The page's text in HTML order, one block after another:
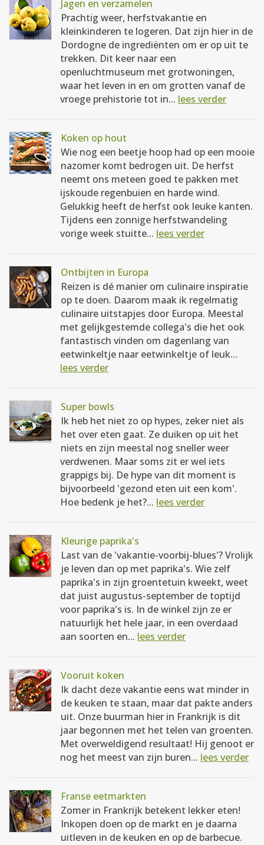
Jagen en verzamelen
Prachtig weer, herfstvakantie en
kleinkinderen te logeren. Dat zijn hier in de
Dordogne de ingrediënten om er op uit te
trekken. Dit keer naar een
openluchtmuseum met grotwoningen,
waar het leven in en om grotten vanaf de
vroege prehistorie tot in... lees verder
Koken op hout
Wie nog een beetje hoop had op een mooie
nazomer komt bedrogen uit. De herfst
neemt ons meteen goed te pakken met
ijskoude regenbuien en harde wind.
Gelukkig heeft de herfst ook leuke kanten.
Tijdens een zonnige herfstwandeling
vorige week stuitte... lees verder
Ontbijten in Europa
Reizen is dé manier om culinaire inspiratie
op te doen. Daarom maak ik regelmatig
culinaire uitstapjes door Europa. Meestal
met gelijkgestemde collega's die het ook
fantastisch vinden om dagenlang van
eetwinkeltje naar eetwinkeltje of leuk...
lees verder
Super bowls
Ik heb het niet zo op hypes, zeker niet als
het over eten gaat. Ze duiken op uit het
niets en zijn meestal nog sneller weer
verdwenen. Maar soms zit er wel iets
grappigs bij. De hype van dit moment is
bijvoorbeeld 'gezond eten uit een kom'.
Hoe bedenk je het?... lees verder
Kleurige paprika's
Last van de 'vakantie-voorbij-blues'? Vrolijk
je leven dan op met paprika's. Wie zelf
paprika's in zijn groentetuin kweekt, weet
dat juist augustus-september de toptijd
voor paprika's is. In de winkel zijn ze er
natuurlijk het hele jaar, in een overdaad
aan soorten en... lees verder
Vooruit koken
Ik dacht deze vakantie eens wat minder in
de keuken te staan, maar dat pakte anders
uit. Onze buurman hier in Frankrijk is dit
jaar begonnen met het telen van groenten.
Met overweldigend resultaat! Hij genoot er
nog het meest van zijn buren... lees verder
Franse eetmarkten
Zomer in Frankrijk betekent lekker eten!
Inkopen doen op de markt en je daarna
uitleven in de keuken en op de barbecue.